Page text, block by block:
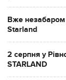
Вже незабаром
Starland
2 серпня у
STARLAND